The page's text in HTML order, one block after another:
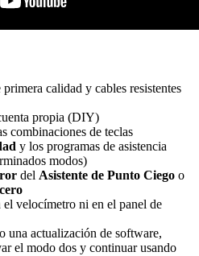
calidad y cables resistentes
propia (DIY)
combinaciones de teclas
y los programas de asistencia
modos)
del Asistente de Punto Ciego o
el velocímetro ni en el panel de
una actualización de software,
el modo dos y continuar usando